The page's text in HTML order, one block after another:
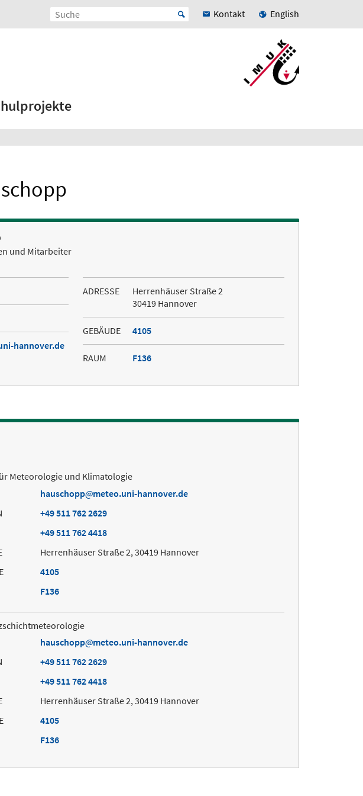
Kontakt English
und Mitarbeiter
hannover.de
ADRESSE
Herrenhäuser Straße 2
30419 Hannover
GEBÄUDE 4105
RAUM F136
Meteorologie und Klimatologie
hauschopp
meteo.uni-hannover.de
+49 511 762 2629
+49 511 762 4418
Herrenhäuser Straße 2, 30419 Hannover
4105
F136
hauschopp
meteo.uni-hannover.de
+49 511 762 2629
+49 511 762 4418
Herrenhäuser Straße 2, 30419 Hannover
4105
F136